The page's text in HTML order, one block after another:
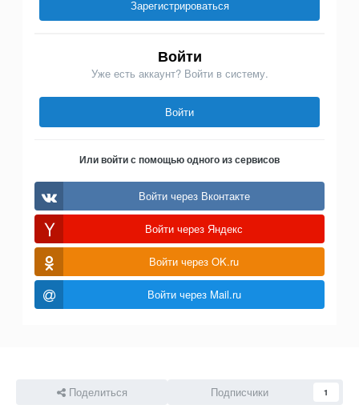
Зарегистрироваться
Войти
Уже есть аккаунт? Войти в систему.
Войти
Или войти с помощью одного из сервисов
Войти через Вконтакте
Войти через Яндекс
Войти через OK.ru
Войти через Mail.ru
Поделиться Подписчики 1